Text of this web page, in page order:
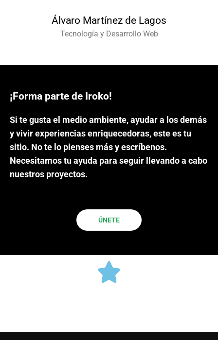
Álvaro Martínez de Lagos
Tecnología y Desarrollo Web
¡Forma parte de Iroko!
Si te gusta el medio ambiente, ayudar a los demás
y vivir experiencias enriquecedoras, este es tu
sitio. No te lo pienses más y escríbenos.
Necesitamos tu ayuda para seguir llevando a cabo
nuestros proyectos.
ÚNETE